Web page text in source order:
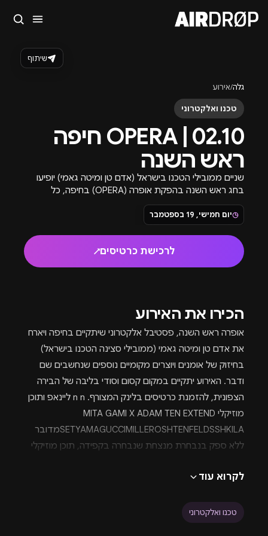
גלה/אירוע
טכנו ואלקטרוני
02.10 | OPERA חיפה
ראש השנה
שניים ממובילי הטכנו בישראל (אדם טן ומיטה גאמי) יופיעו
בחג ראש השנה בהפקת אופרה (OPERA) בחיפה, כל
הפרטים והזמנת כרטיסים באתר.
◷יום חמישי, 19 בספטמבר
לרכישת כרטיסים↗
שיתוף
הכירו את האירוע
אופרה ראש השנה, פסטיבל אלקטרוני שיתקיים בחיפה ויארח
את אדם טן ומיטה גאמי (ממובילי סצינה הטכנו בישראל)
בחיזוק של אומנים ויוצרים מקומיים נוספים שנחשבים שם
ודבר. האירוע יתקיים במקום קסום וסודי בליבה של הבירה
הצפונית, להזמנת כרטיסים בלינק המצורף. n n ליינאפ ותוכן
מוזיקלי MITA GAMI X ADAM TEN EXTEND
SETYAMAGUCCIMILLEROSHTENFELDSSHKILAמדובר
ללא ספק בנבחרת מנצחת שנבחרה בקפידה, תוכן מוזיקלי
השני. בשילוב עם הלוקיישן הקסום, קוד הלבוש (לבן),
לקרוא עוד
טכנו ואלקטרוני
סגור